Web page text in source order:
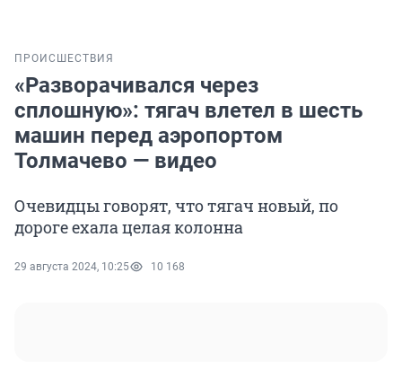
ПРОИСШЕСТВИЯ
«Разворачивался через
сплошную»: тягач влетел в шесть
машин перед аэропортом
Толмачево — видео
Очевидцы говорят, что тягач новый, по
дороге ехала целая колонна
29 августа 2024, 10:25 10 168